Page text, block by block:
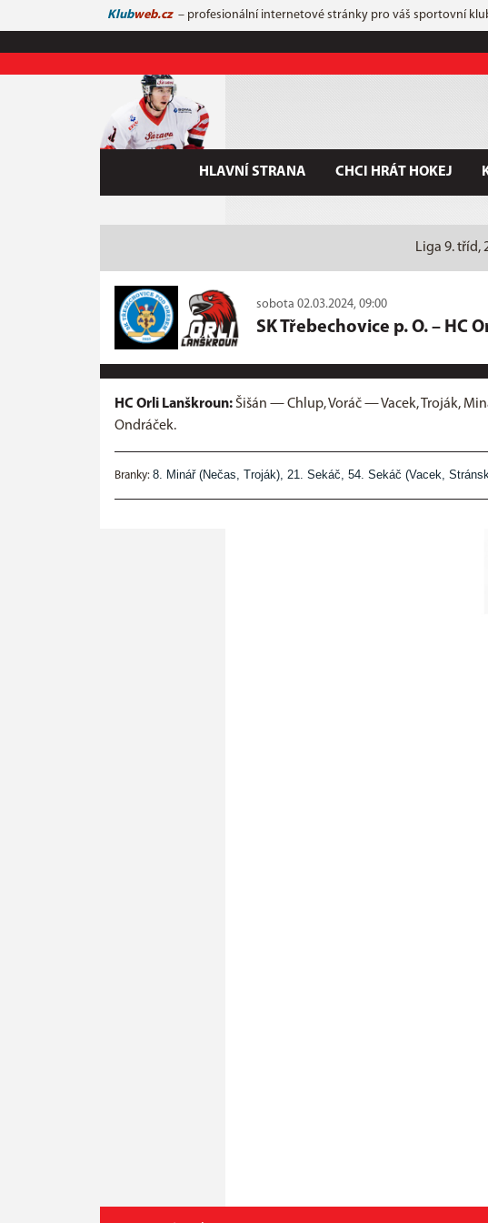
Klubweb.cz – profesionální internetové stránky pro váš sportovní
HLAVNÍ STRANA CHCI HRÁT HOKEJ
Liga 9. tříd,
sobota 02.03.2024, 09:00
SK Třebechovice p. O. – HC
HC Orli Lanškroun: Šišán — Chlup, Voráč — Vacek, Troják,
Ondráček.
Branky: 8. Minář (Nečas, Troják), 21. Sekáč, 54. Sekáč (Vacek,